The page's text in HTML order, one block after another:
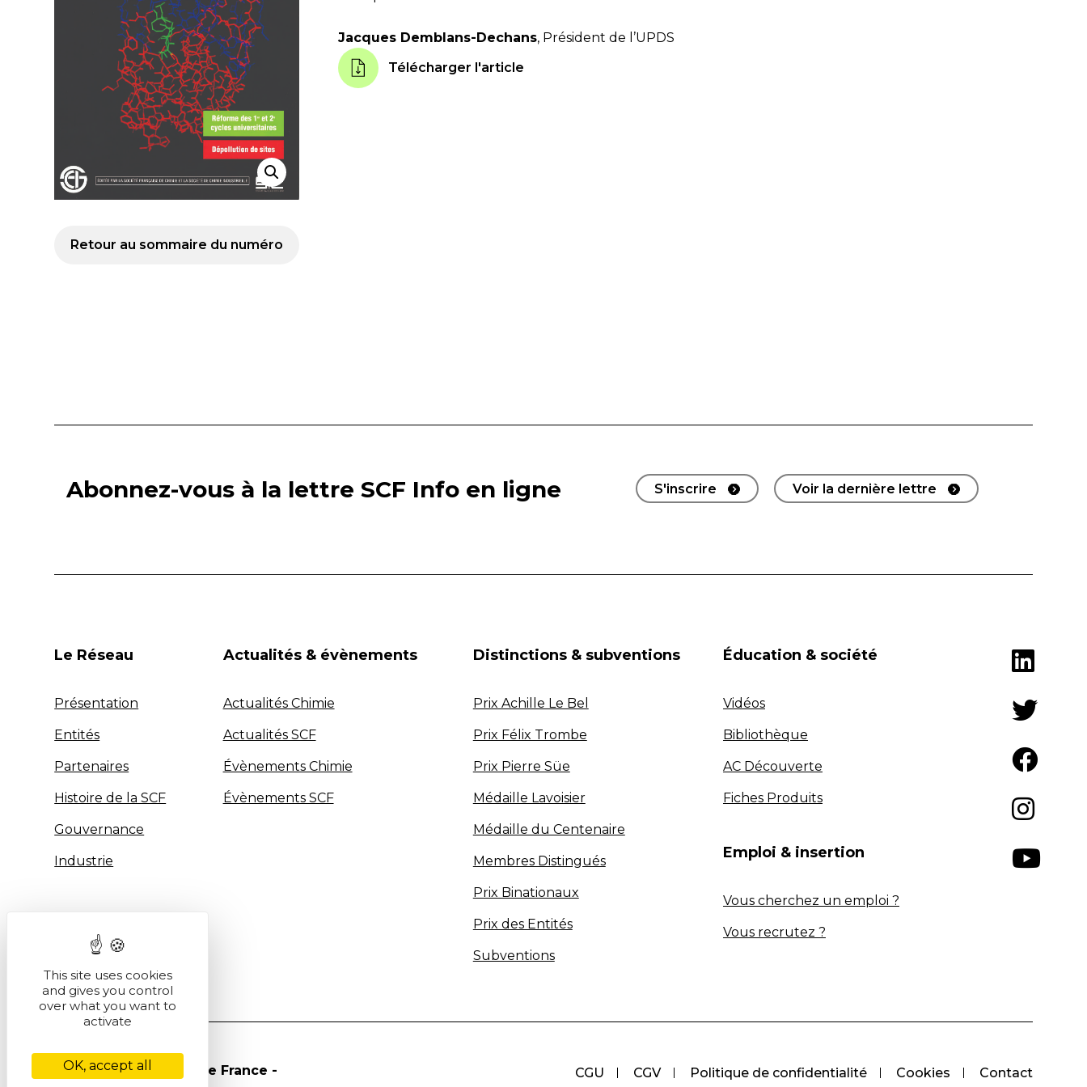
Retour au sommaire du numéro
Jacques Demblans-Dechans, Président de l’UPDS
Télécharger l'article
Abonnez-vous à la lettre SCF Info en ligne S'inscrire Voir la dernière lettre
Le Réseau
Présentation
Entités
Partenaires
Histoire de la SCF
Gouvernance
Industrie
Actualités & évènements
Actualités Chimie
Actualités SCF
Évènements Chimie
Évènements SCF
Distinctions & subventions
Prix Achille Le Bel
Prix Félix Trombe
Prix Pierre Süe
Médaille Lavoisier
Médaille du Centenaire
Membres Distingués
Prix Binationaux
Prix des Entités
Subventions
Éducation & société
Vidéos
Bibliothèque
AC Découverte
Fiches Produits
Emploi & insertion
Vous cherchez un emploi ?
Vous recrutez ?
CGU CGV Politique de confidentialité Cookies Contact
© Société Chimique de France -
This site uses cookies
and gives you control
over what you want to
activate
OK, accept all